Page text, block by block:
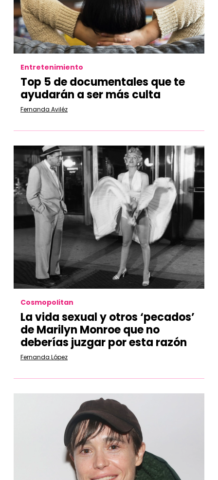
Entretenimiento
Top 5 de documentales que te
ayudarán a ser más culta
Fernanda Aviléz
Cosmopolitan
La vida sexual y otros ‘pecados’
de Marilyn Monroe que no
deberías juzgar por esta razón
Fernanda López